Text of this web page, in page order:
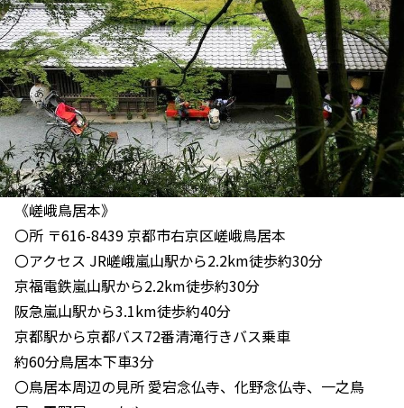
《嵯峨鳥居本》
〇所 〒616-8439 京都市右京区嵯峨鳥居本
〇アクセス JR嵯峨嵐山駅から2.2km徒歩約30分
京福電鉄嵐山駅から2.2km徒歩約30分
阪急嵐山駅から3.1km徒歩約40分
京都駅から京都バス72番清滝行きバス乗車
約60分鳥居本下車3分
〇鳥居本周辺の見所 愛宕念仏寺、化野念仏寺、一之鳥